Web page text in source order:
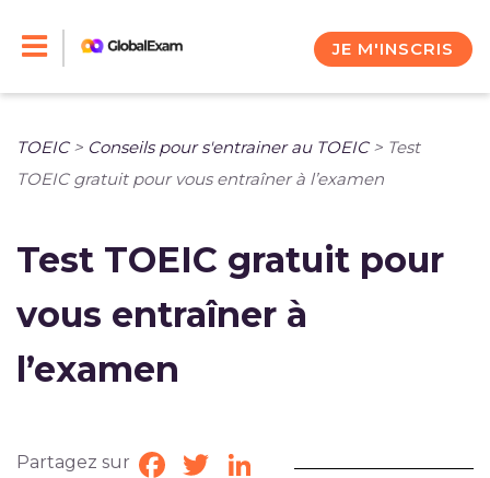
JE M'INSCRIS
TOEIC> Conseils pour s'entrainer au TOEIC> Test
TOEIC gratuit pour vous entraîner à l’examen
Test TOEIC gratuit pour
vous entraîner à
l’examen
Partagez sur Facebook
TwitterLinkedIn